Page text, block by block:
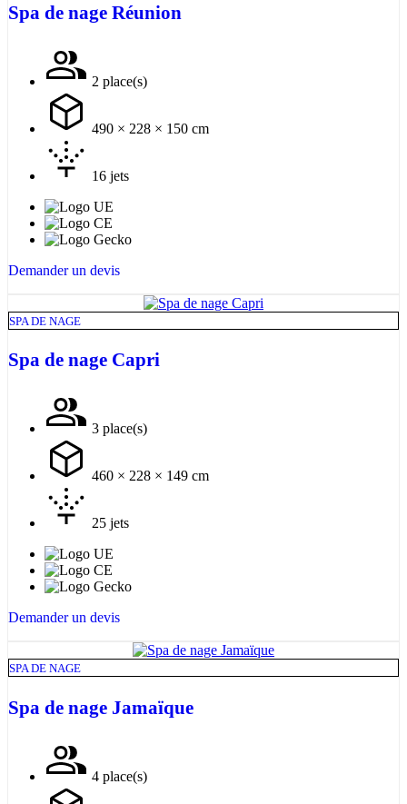
Spa de nage Réunion
2 place(s)
490 × 228 × 150 cm
16 jets
Demander un devis
SPA DE NAGE
Spa de nage Capri
3 place(s)
460 × 228 × 149 cm
25 jets
Demander un devis
SPA DE NAGE
Spa de nage Jamaïque
4 place(s)